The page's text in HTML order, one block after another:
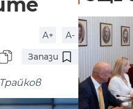
A+
A-
Запази